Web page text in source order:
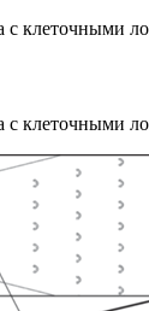
клеточными
с клеточными